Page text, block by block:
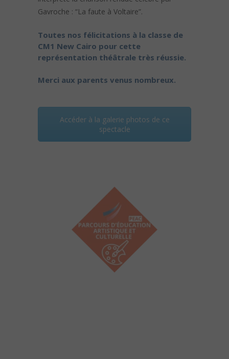
Gavroche : “La faute à Voltaire”.
Toutes nos félicitations à la classe de
CM1 New Cairo pour cette
représentation théâtrale très réussie.
Merci aux parents venus nombreux.
Accéder à la galerie photos de ce
spectacle